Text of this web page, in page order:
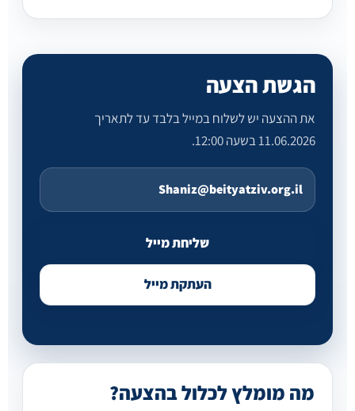
הגשת הצעה
את ההצעה יש לשלוח במייל בלבד עד לתאריך
11.06.2026 בשעה 12:00.
Shaniz@beityatziv.org.il
שליחת מייל
העתקת מייל
מה מומלץ לכלול בהצעה?